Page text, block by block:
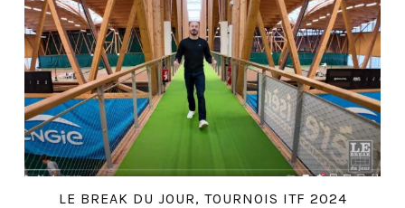
LE BREAK DU JOUR, TOURNOIS ITF 2024